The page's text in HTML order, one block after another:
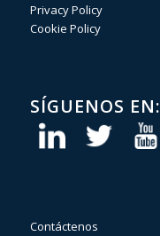
Privacy Policy
Cookie Policy
SÍGUENOS EN:
Contáctenos